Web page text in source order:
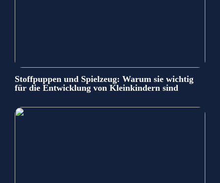
Stoffpuppen und Spielzeug: Warum sie wichtig
für die Entwicklung von Kleinkindern sind